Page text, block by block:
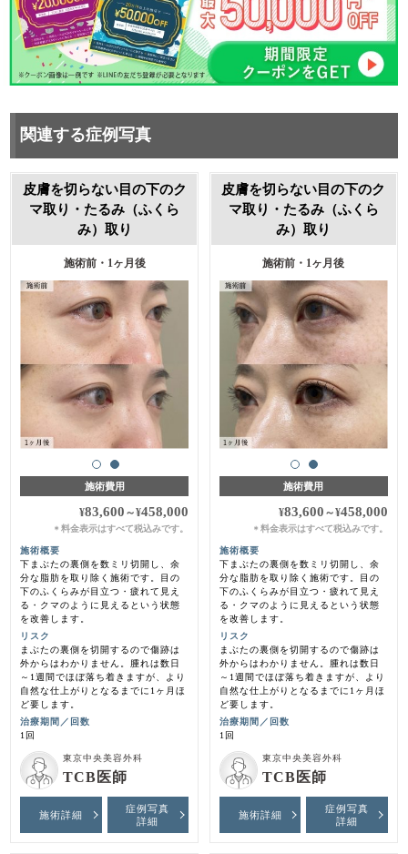
関連する症例写真
皮膚を切らない目の下のク
マ取り・たるみ（ふくら
み）取り
施術前・1ヶ月後
施術費用
¥83,600 ～¥458,000
＊料金表示はすべて税込みです。
施術概要
下まぶたの裏側を数ミリ切開し、余
分な脂肪を取り除く施術です。目の
下のふくらみが目立つ・疲れて見え
る・クマのように見えるという状態
を改善します。
リスク
まぶたの裏側を切開するので傷跡は
外からはわかりません。腫れは数日
～1週間でほぼ落ち着きますが、より
自然な仕上がりとなるまでに1ヶ月ほ
ど要します。
治療期間／回数
1回
東京中央美容外科
TCB医師
施術詳細
症例写真
詳細
皮膚を切らない目の下のク
マ取り・たるみ（ふくら
み）取り
施術前・1ヶ月後
施術費用
¥83,600 ～¥458,000
＊ 料金表示はすべて税込みです。
施術概要
下まぶたの裏側を数ミリ切開し、余
分な脂肪を取り除く施術です。目の
下のふくらみが目立つ・疲れて見え
る・クマのように見えるという状態
を改善します。
リスク
まぶたの裏側を切開するので傷跡は
外からはわかりません。腫れは数日
～1週間でほぼ落ち着きますが、より
自然な仕上がりとなるまでに1ヶ月ほ
ど要します。
治療期間／回数
1回
東京中央美容外科
TCB医師
施術詳細
症例写真
詳細